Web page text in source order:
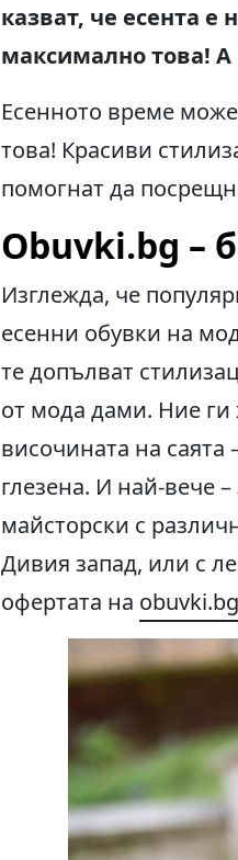
казват, че есента
максимално това!
Есенното време
това! Красиви
помогнат да
Obuvki.bg –
Изглежда, че
есенни обувки на
те допълват
от мода дами. Ние
височината на саята
глезена. И най-вече
майсторски с
Дивия запад, или с
офертата на obuvki.bg